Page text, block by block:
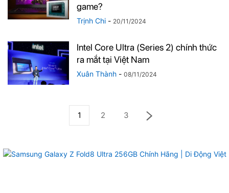
game?
Trịnh Chi - 20/11/2024
Intel Core Ultra (Series 2) chính thức
ra mắt tại Việt Nam
Xuân Thành - 08/11/2024
1 2 3